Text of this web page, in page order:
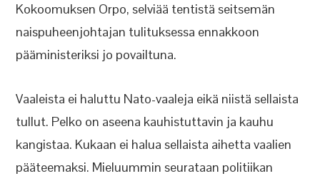
Kokoomuksen Orpo, selviää tentistä seitsemän
naispuheenjohtajan tulituksessa ennakkoon
pääministeriksi jo povailtuna.
Vaaleista ei haluttu Nato-vaaleja eikä niistä sellaista
tullut. Pelko on aseena kauhistuttavin ja kauhu
kangistaa. Kukaan ei halua sellaista aihetta vaalien
pääteemaksi. Mieluummin seurataan politiikan